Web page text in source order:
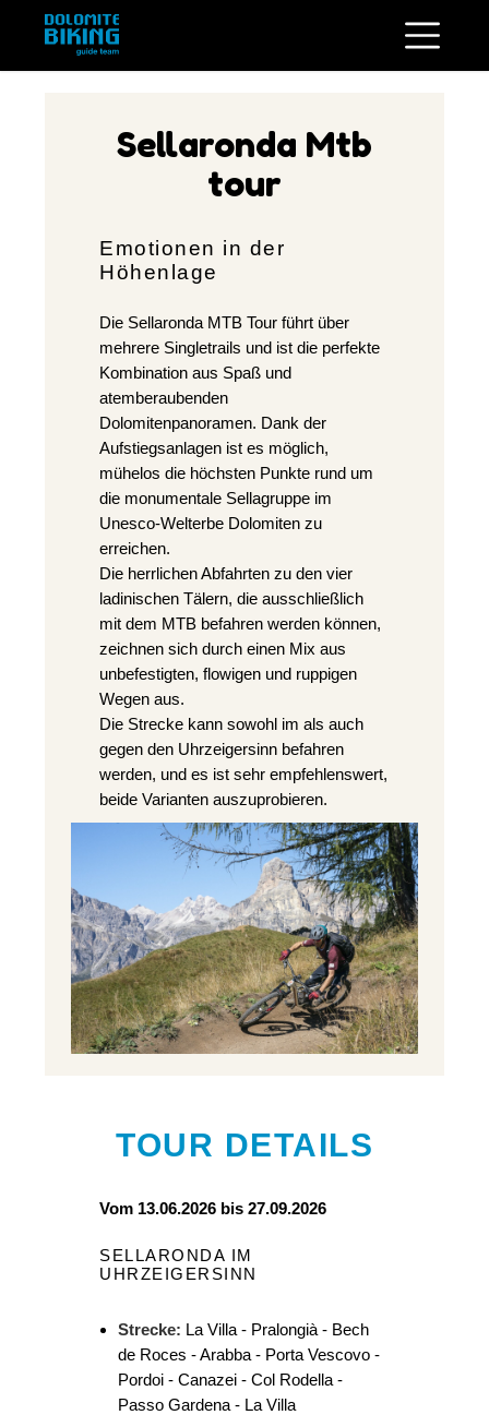
Sellaronda Mtb
tour
Emotionen in der
Höhenlage
Die Sellaronda MTB Tour führt über
mehrere Singletrails und ist die perfekte
Kombination aus Spaß und
atemberaubenden
Dolomitenpanoramen. Dank der
Aufstiegsanlagen ist es möglich,
mühelos die höchsten Punkte rund um
die monumentale Sellagruppe im
Unesco-Welterbe Dolomiten zu
erreichen.
Die herrlichen Abfahrten zu den vier
ladinischen Tälern, die ausschließlich
mit dem MTB befahren werden können,
zeichnen sich durch einen Mix aus
unbefestigten, flowigen und ruppigen
Wegen aus.
Die Strecke kann sowohl im als auch
gegen den Uhrzeigersinn befahren
werden, und es ist sehr empfehlenswert,
beide Varianten auszuprobieren.
TOUR DETAILS
Vom 13.06.2026 bis 27.09.2026
SELLARONDA IM
UHRZEIGERSINN
Strecke: La Villa - Pralongià - Bech
de Roces - Arabba - Porta Vescovo -
Pordoi - Canazei - Col Rodella -
Passo Gardena - La Villa